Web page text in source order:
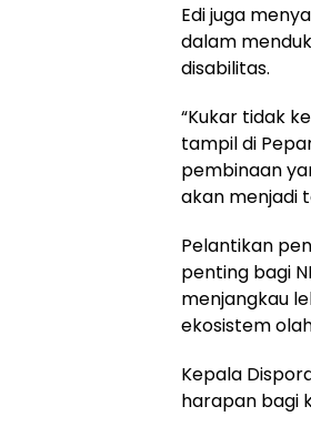
Edi juga
dalam
disabilitas.
“Kukar tidak
tampil di
pembinaan
akan menjadi
Pelantikan
penting bagi
menjangkau
ekosistem
Kepala
harapan bagi